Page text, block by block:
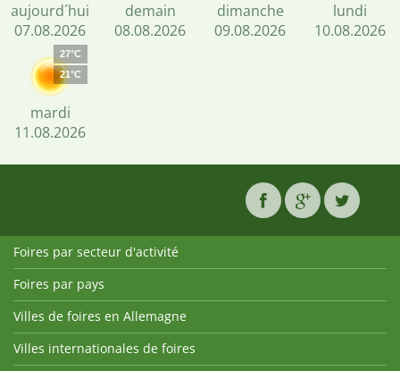
aujourd´hui
07.08.2026
demain
08.08.2026
dimanche
09.08.2026
lundi
10.08.2026
27°C
21°C
mardi
11.08.2026
Foires par secteur d'activité
Foires par pays
Villes de foires en Allemagne
Villes internationales de foires